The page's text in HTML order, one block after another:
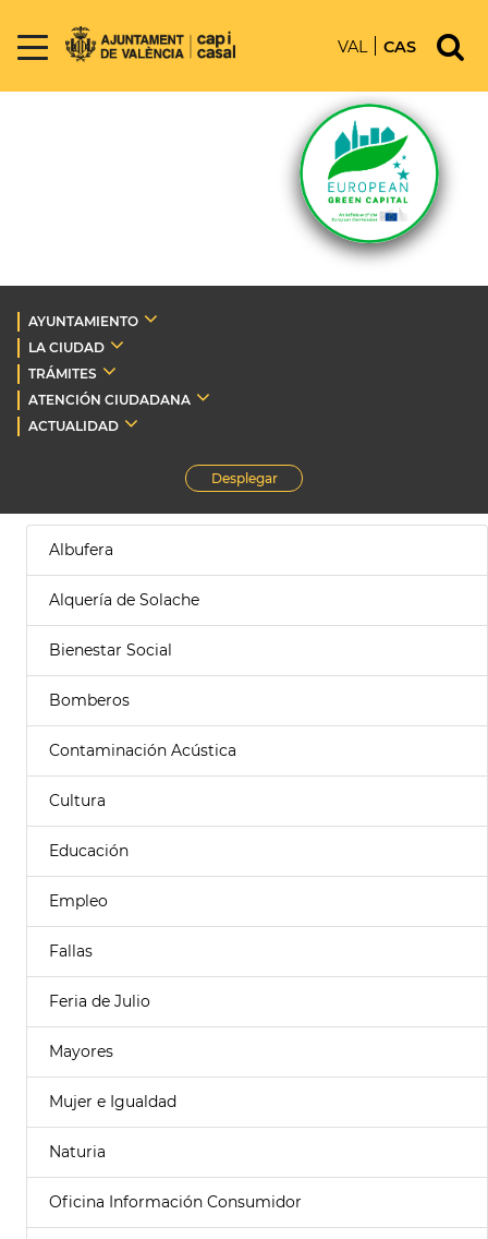
VAL CAS
AYUNTAMIENTO
LA CIUDAD
TRÁMITES
ATENCIÓN CIUDADANA
ACTUALIDAD
Desplegar
Albufera
Alquería de Solache
Bienestar Social
Bomberos
Contaminación Acústica
Cultura
Educación
Empleo
Fallas
Feria de Julio
Mayores
Mujer e Igualdad
Naturia
Oficina Información Consumidor